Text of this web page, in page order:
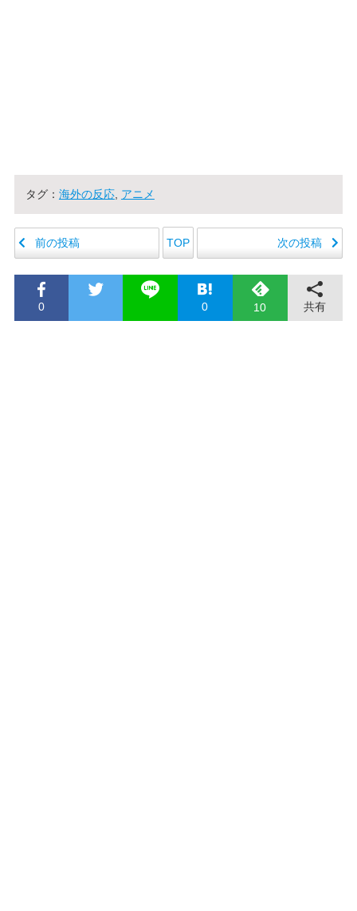
タグ： 海外の反応, アニメ
前の投稿 TOP 次の投稿
0 0 10 共有